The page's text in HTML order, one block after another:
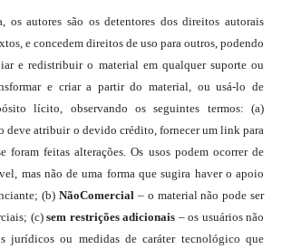
os autores são os detentores dos direitos autorais
e concedem direitos de uso para outros, podendo
e redistribuir o material em qualquer suporte ou
e criar a partir do material, ou usá-lo de
lícito, observando os seguintes termos: (a)
deve atribuir o devido crédito, fornecer um link para
foram feitas alterações. Os usos podem ocorrer de
mas não de uma forma que sugira haver o apoio
(b)NãoComercial – o material não pode ser
(c)sem restrições adicionais – os usuários não
jurídicos ou medidas de caráter tecnológico que